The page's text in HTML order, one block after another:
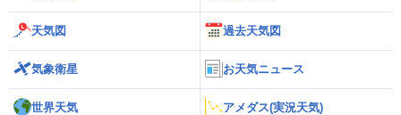
天気図 過去天気図
気象衛星 お天気ニュース
世界天気 アメダス(実況天気)